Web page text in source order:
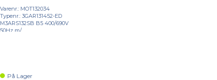
Varenr.: MOT132034
Typenr.: 3GAR131452-ED
M3ARS132SB B5 400/690V
50Hz m/...
På Lager